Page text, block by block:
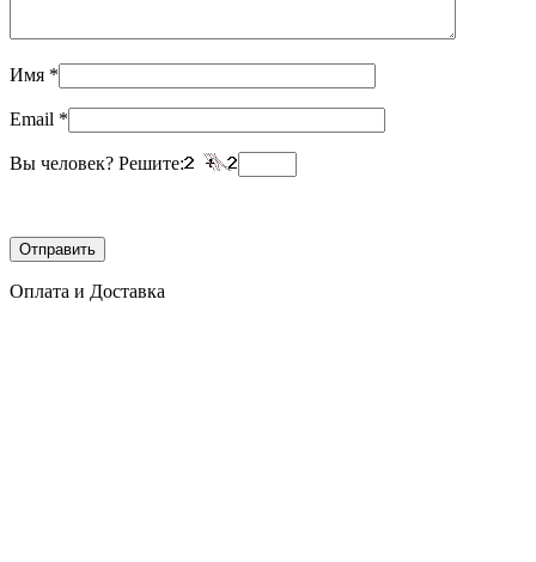
Имя *
Email *
Вы человек? Решите:
Оплата и Доставка